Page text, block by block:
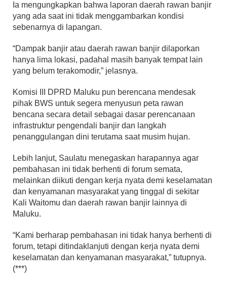
Ia mengungkapkan bahwa laporan daerah rawan banjir
yang ada saat ini tidak menggambarkan kondisi
sebenarnya di lapangan.
“Dampak banjir atau daerah rawan banjir dilaporkan
hanya lima lokasi, padahal masih banyak tempat lain
yang belum terakomodir,” jelasnya.
Komisi III DPRD Maluku pun berencana mendesak
pihak BWS untuk segera menyusun peta rawan
bencana secara detail sebagai dasar perencanaan
infrastruktur pengendali banjir dan langkah
penanggulangan dini terutama saat musim hujan.
Lebih lanjut, Saulatu menegaskan harapannya agar
pembahasan ini tidak berhenti di forum semata,
melainkan diikuti dengan kerja nyata demi keselamatan
dan kenyamanan masyarakat yang tinggal di sekitar
Kali Waitomu dan daerah rawan banjir lainnya di
Maluku.
“Kami berharap pembahasan ini tidak hanya berhenti di
forum, tetapi ditindaklanjuti dengan kerja nyata demi
keselamatan dan kenyamanan masyarakat,” tutupnya.
(***)